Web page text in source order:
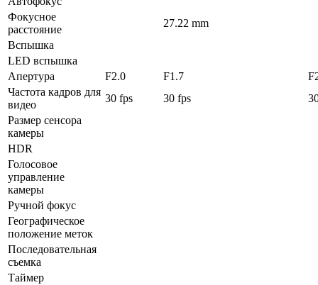
Фокусное
расстояние
27.22 mm
Вспышка
LED вспышка
Апертура
F2.0 F1.7
Частота кадров для
видео
30 fps 30 fps
Размер сенсора
камеры
HDR
Голосовое
управление
камеры
Ручной фокус
Географическое
положение меток
Последовательная
съемка
Таймер